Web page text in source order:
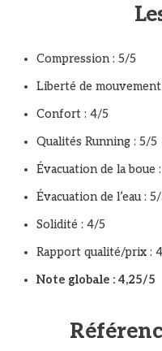
Compression : 5/5
Liberté de
Confort : 4/5
Qualités Running : 5/5
Évacuation de la boue
Évacuation de l’eau :
Solidité : 4/5
Rapport qualité/prix :
Note globale : 4,25/5